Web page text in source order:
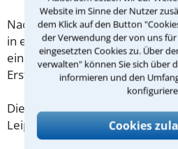
Website im Sinne der Nutzer
dem Klick auf den Button
der Verwendung der von uns
eingesetzten Cookies zu. Über
verwalten" können Sie sich über
informieren und den
Cookies
Nachdem Sie über das
in einer Kanzlei angefordert
eine Checkliste zur Verfügung,
Erstgespräch ausreichend
Die Kosten eines Anwalts für
Leipzig sind oft geringer als